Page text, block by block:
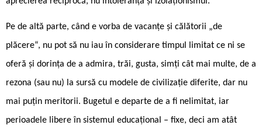
Pe de altă parte, când e vorba de vacanțe și călătorii „de
plăcere“, nu pot să nu iau în considerare timpul limitat ce ni se
oferă și dorința de a admira, trăi, gusta, simți cât mai multe, de a
rezona (sau nu) la sursă cu modele de civilizație diferite, dar nu
mai puțin meritorii. Bugetul e departe de a fi nelimitat, iar
perioadele libere în sistemul educațional – fixe, deci am atât